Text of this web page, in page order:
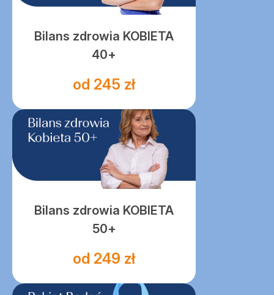
Bilans zdrowia KOBIETA
40+
od 245 zł
Bilans zdrowia KOBIETA
50+
od 249 zł